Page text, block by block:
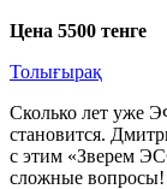
Цена 5500 тенге
Толығырақ
Сколько лет уже
становится.
с этим «Зверем
сложные вопросы!